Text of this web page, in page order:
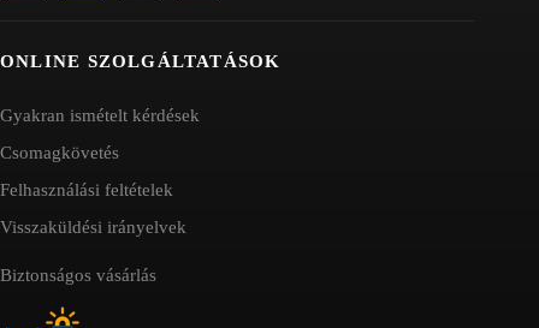
ONLINE SZOLGÁLTATÁSOK
Gyakran ismételt kérdések
Csomagkövetés
Felhasználási feltételek
Visszaküldési irányelvek
Biztonságos vásárlás